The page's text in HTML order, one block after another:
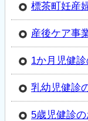
標茶町妊産
産後ケア事
1か月児健
乳幼児健診
5歳児健診